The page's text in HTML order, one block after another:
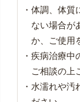
・体調、体
ない場合が
か、ご使用
・疾病治療
ご相談の上
・水濡れや汚